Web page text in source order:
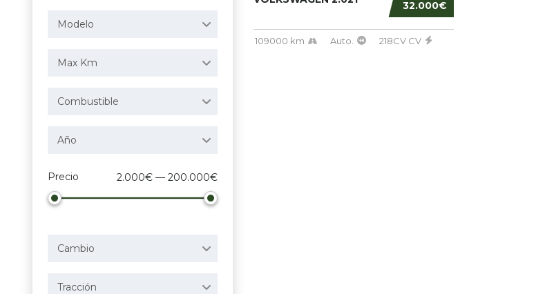
Modelo
Max Km
Combustible
Año
Precio 2.000€ — 200.000€
Cambio
Tracción
32.000€
109000 km Auto. 218CV CV